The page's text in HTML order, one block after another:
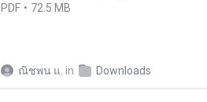
PDF 72.5 MB
ณิชพน แ. in Downloads